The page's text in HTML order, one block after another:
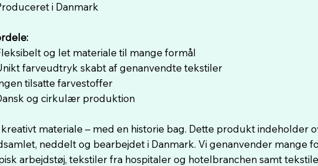
i Danmark
og let materiale til mange formål
farveudtryk skabt af genanvendte tekstiler
tilsatte farvestoffer
og cirkulær produktion
kreativt materiale – med en historie bag. Dette produkt indeholder
neddelt og bearbejdet i Danmark. Vi genanvender mange
arbejdstøj, tekstiler fra hospitaler og hotelbranchen samt